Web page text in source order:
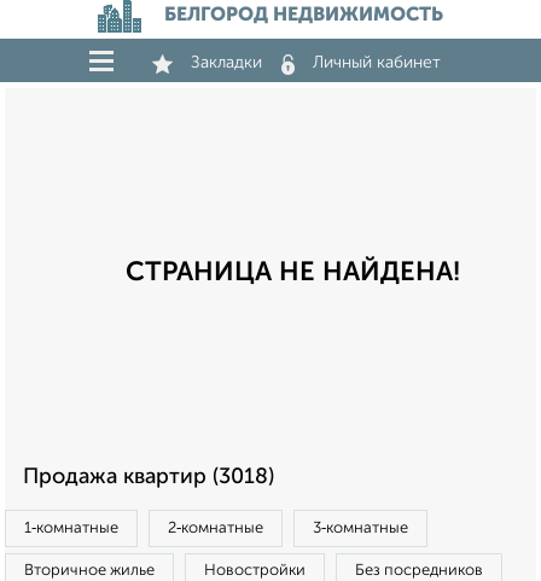
БЕЛГОРОД НЕДВИЖИМОСТЬ
Закладки Личный кабинет
СТРАНИЦА НЕ НАЙДЕНА!
Продажа квартир (3018)
1‑комнатные 2‑комнатные 3‑комнатные
Вторичное жилье Новостройки Без посредников